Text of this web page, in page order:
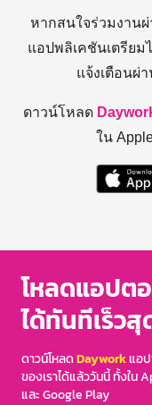
หากสนใจร่วมงาน
แอปพลิเคชันเตรียม
แจ้งเตือนผ่
ดาวน์โหลด
ใน
โหลดแอปต
ได้ทันทีเร็วสุ
ดาวน์โหลดDayworkแอ
ของเราได้แล้ววันนี้ ทั้งใน
และ Google Play